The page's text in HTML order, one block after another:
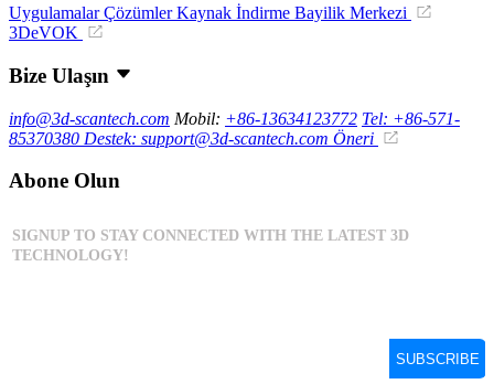
UygulamalarÇözümlerKaynak İndirme Bayilik Merkezi
3DeVOK
Bize Ulaşın
info@3d-scantech.com Mobil: +86-13634123772 Tel: +86-571-
85370380 Destek: support@3d-scantech.com Öneri
Abone Olun